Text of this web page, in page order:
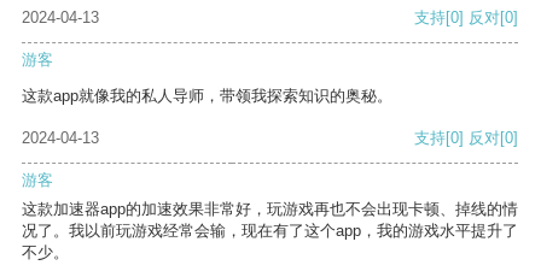
2024-04-13
支持[0] 反对[0]
游客
这款app就像我的私人导师，带领我探索知识的奥秘。
2024-04-13 支持[0] 反对[0]
游客
这款加速器app的加速效果非常好，玩游戏再也不会出现卡顿、掉线的情
况了。我以前玩游戏经常会输，现在有了这个app，我的游戏水平提升了
不少。